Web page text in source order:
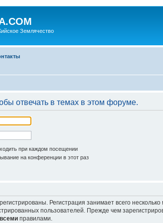
Землячество
отвечать в темах в этом форуме.
при каждом посещении
на конференции в этот раз
Регистрация занимает всего
пользователей. Прежде чем
всеми правилами.